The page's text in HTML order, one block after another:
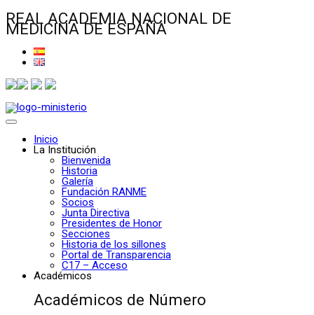
REAL ACADEMIA NACIONAL DE
MEDICINA DE ESPAÑA
Inicio
La Institución
Bienvenida
Historia
Galería
Fundación RANME
Socios
Junta Directiva
Presidentes de Honor
Secciones
Historia de los sillones
Portal de Transparencia
C17 – Acceso
Académicos
Académicos de Número